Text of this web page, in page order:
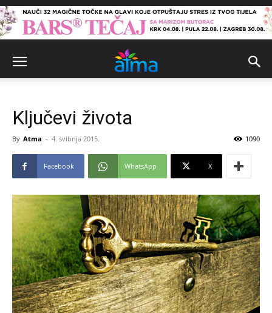
Ključevi života
By Atma - 4. svibnja 2015. 1090
Facebook WhatsApp X